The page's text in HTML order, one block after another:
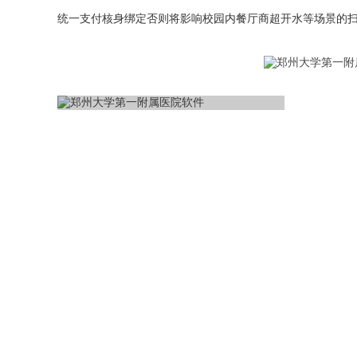
统一支付核身绑定否则将影响校园内餐厅商超开水等场景的